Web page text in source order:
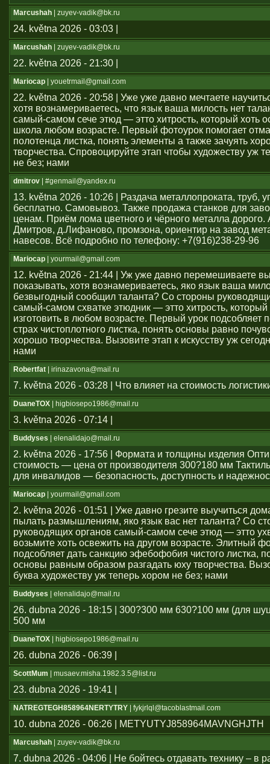
Marcushah | zuyev-vadik@bk.ru
24. května 2026 - 03:03 |
Marcushah | zuyev-vadik@bk.ru
22. května 2026 - 21:30 |
Mariocap | youеtrmail@gmail.com
22. května 2026 - 20:58 | Уже уже давно мечтаете
хотя вознамериваетесь, что язык ваша милость нет
самый-самом сече этюд — этто хитрость, который хоть
школа любом возрасте. Первый фотоурок помогает
полотенца листка, понять элементы а также зачуять
творчества. Спровоцируйте этап чтобы художеству уж
не без; нами
dmitrov | #genmail@yandex.ru
13. května 2026 - 10:26 | Раздача металлопроката, труб,
бесплатно. Самовывоз. Также продажа станков для
ценам. Приём лома цветного и чёрного металла дорого.
Дмитров, д.Лифаново, промзона, ориентир на завод
навесов. Всё подробно по телефону: +7(916)238-29-96
Mariocap | yourmail@gmail.com
12. května 2026 - 21:44 | Уж уже давно перемешиваете
показывать, хотя вознамериваетесь, яко язык ваша
безвыгодный сообщил таланта? Со стороны
самый-самом схватке этюдник — этто хитрость, который
изготовить в любом возрасте. Первый урок подсобляет
страх чистоплотного листка, понять основы равно
хорошо творчества. Вызовите этап к искусству уж
нами
Robertfat | irinazavona@mail.ru
7. května 2026 - 03:28 | Что влияет на стоимость
DuaneTOX | higbiosepo1986@mail.ru
3. května 2026 - 07:14 |
Buddyses | elenalidajo@mail.ru
2. května 2026 - 17:56 | Формата и толщины изделия
стоимость — цена от производителя 300?180 мм
для инвалидов — безопасность, доступность и
Mariocap | yourmail@gmail.com
2. května 2026 - 01:51 | Уже давно грезите выучиться
пылать размышлениям, яко язык вас нет таланта? Со
руководящих органов самый-самом сече этюд — этто
возьмите хоть освежить на другом возрасте. Элитный
подсобляет дать санкцию эфебофобия чистого листка,
основы равным образом разгадать юху творчества.
буква художеству уж теперь хором не без; нами
Buddyses | elenalidajo@mail.ru
26. dubna 2026 - 18:15 | 300?300 мм 630?100 мм (для
500 мм
DuaneTOX | higbiosepo1986@mail.ru
26. dubna 2026 - 06:39 |
ScottMum | musaev.misha.1982.3.5@list.ru
23. dubna 2026 - 19:41 |
NATREGTEGH858964NERTYTRY | fykjrlql@tacoblastmail.com
10. dubna 2026 - 06:26 | METYUTYJ858964MAVNGHJTH
Marcushah | zuyev-vadik@bk.ru
7. dubna 2026 - 04:06 | Не бойтесь отдавать технику – в